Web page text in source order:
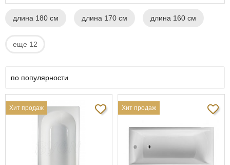
длина 180 см длина 170 см длина 160 см
еще 12
по популярности
Хит продаж Хит продаж